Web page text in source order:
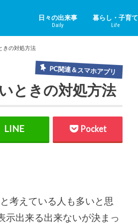
日々の出来事
Daily
暮らし・子育て
Life
きの対処方法
PC関連＆スマホアプリ
ときの対処方法
Pocket
考えている人も多いと思
示出来る出来ないが決まっ